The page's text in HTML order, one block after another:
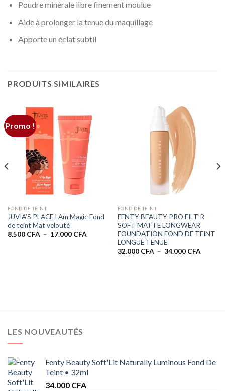
Poudre minérale libre finement moulue
Aide à prolonger la tenue du maquillage
Apporte un éclat subtil
PRODUITS SIMILAIRES
Promo !
FOND DE TEINT
JUVIA’S PLACE I Am Magic Fond
de teint Mat velouté
8.500 CFA – 17.000 CFAPlage
FOND DE TEINT
FENTY BEAUTY PRO FILT’R
SOFT MATTE LONGWEAR
FOUNDATION FOND DE TEINT
LONGUE TENUE
32.000 CFA – 34.000 CFAPlage
LES NOUVEAUTÉS
Fenty Beauty Soft'Lit Naturally Luminous Fond De
Teint • 32ml
34.000 CFA